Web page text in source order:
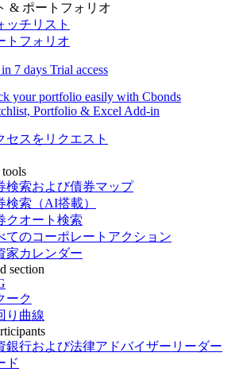
& ポートフォリオ
ッチリスト
トフォリオ
7 days Trial access
your portfolio easily with Cbonds
Portfolio & Excel Add-in
セスをリクエスト
tools
検索および債券マップ
検索（AI搭載）
クオート検索
てのコーポレートアクション
家カレンダー
section
ーク
り曲線
銀行および法律アドバイザーリーダー
ド